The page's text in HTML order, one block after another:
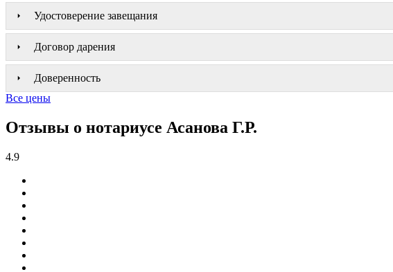
Удостоверение завещания
Договор дарения
Доверенность
Все цены
Отзывы о нотариусе Асанова Г.Р.
4.9